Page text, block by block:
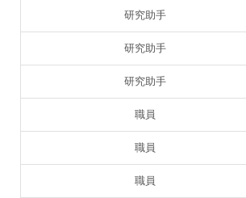
研究助手
研究助手
研究助手
職員
職員
職員